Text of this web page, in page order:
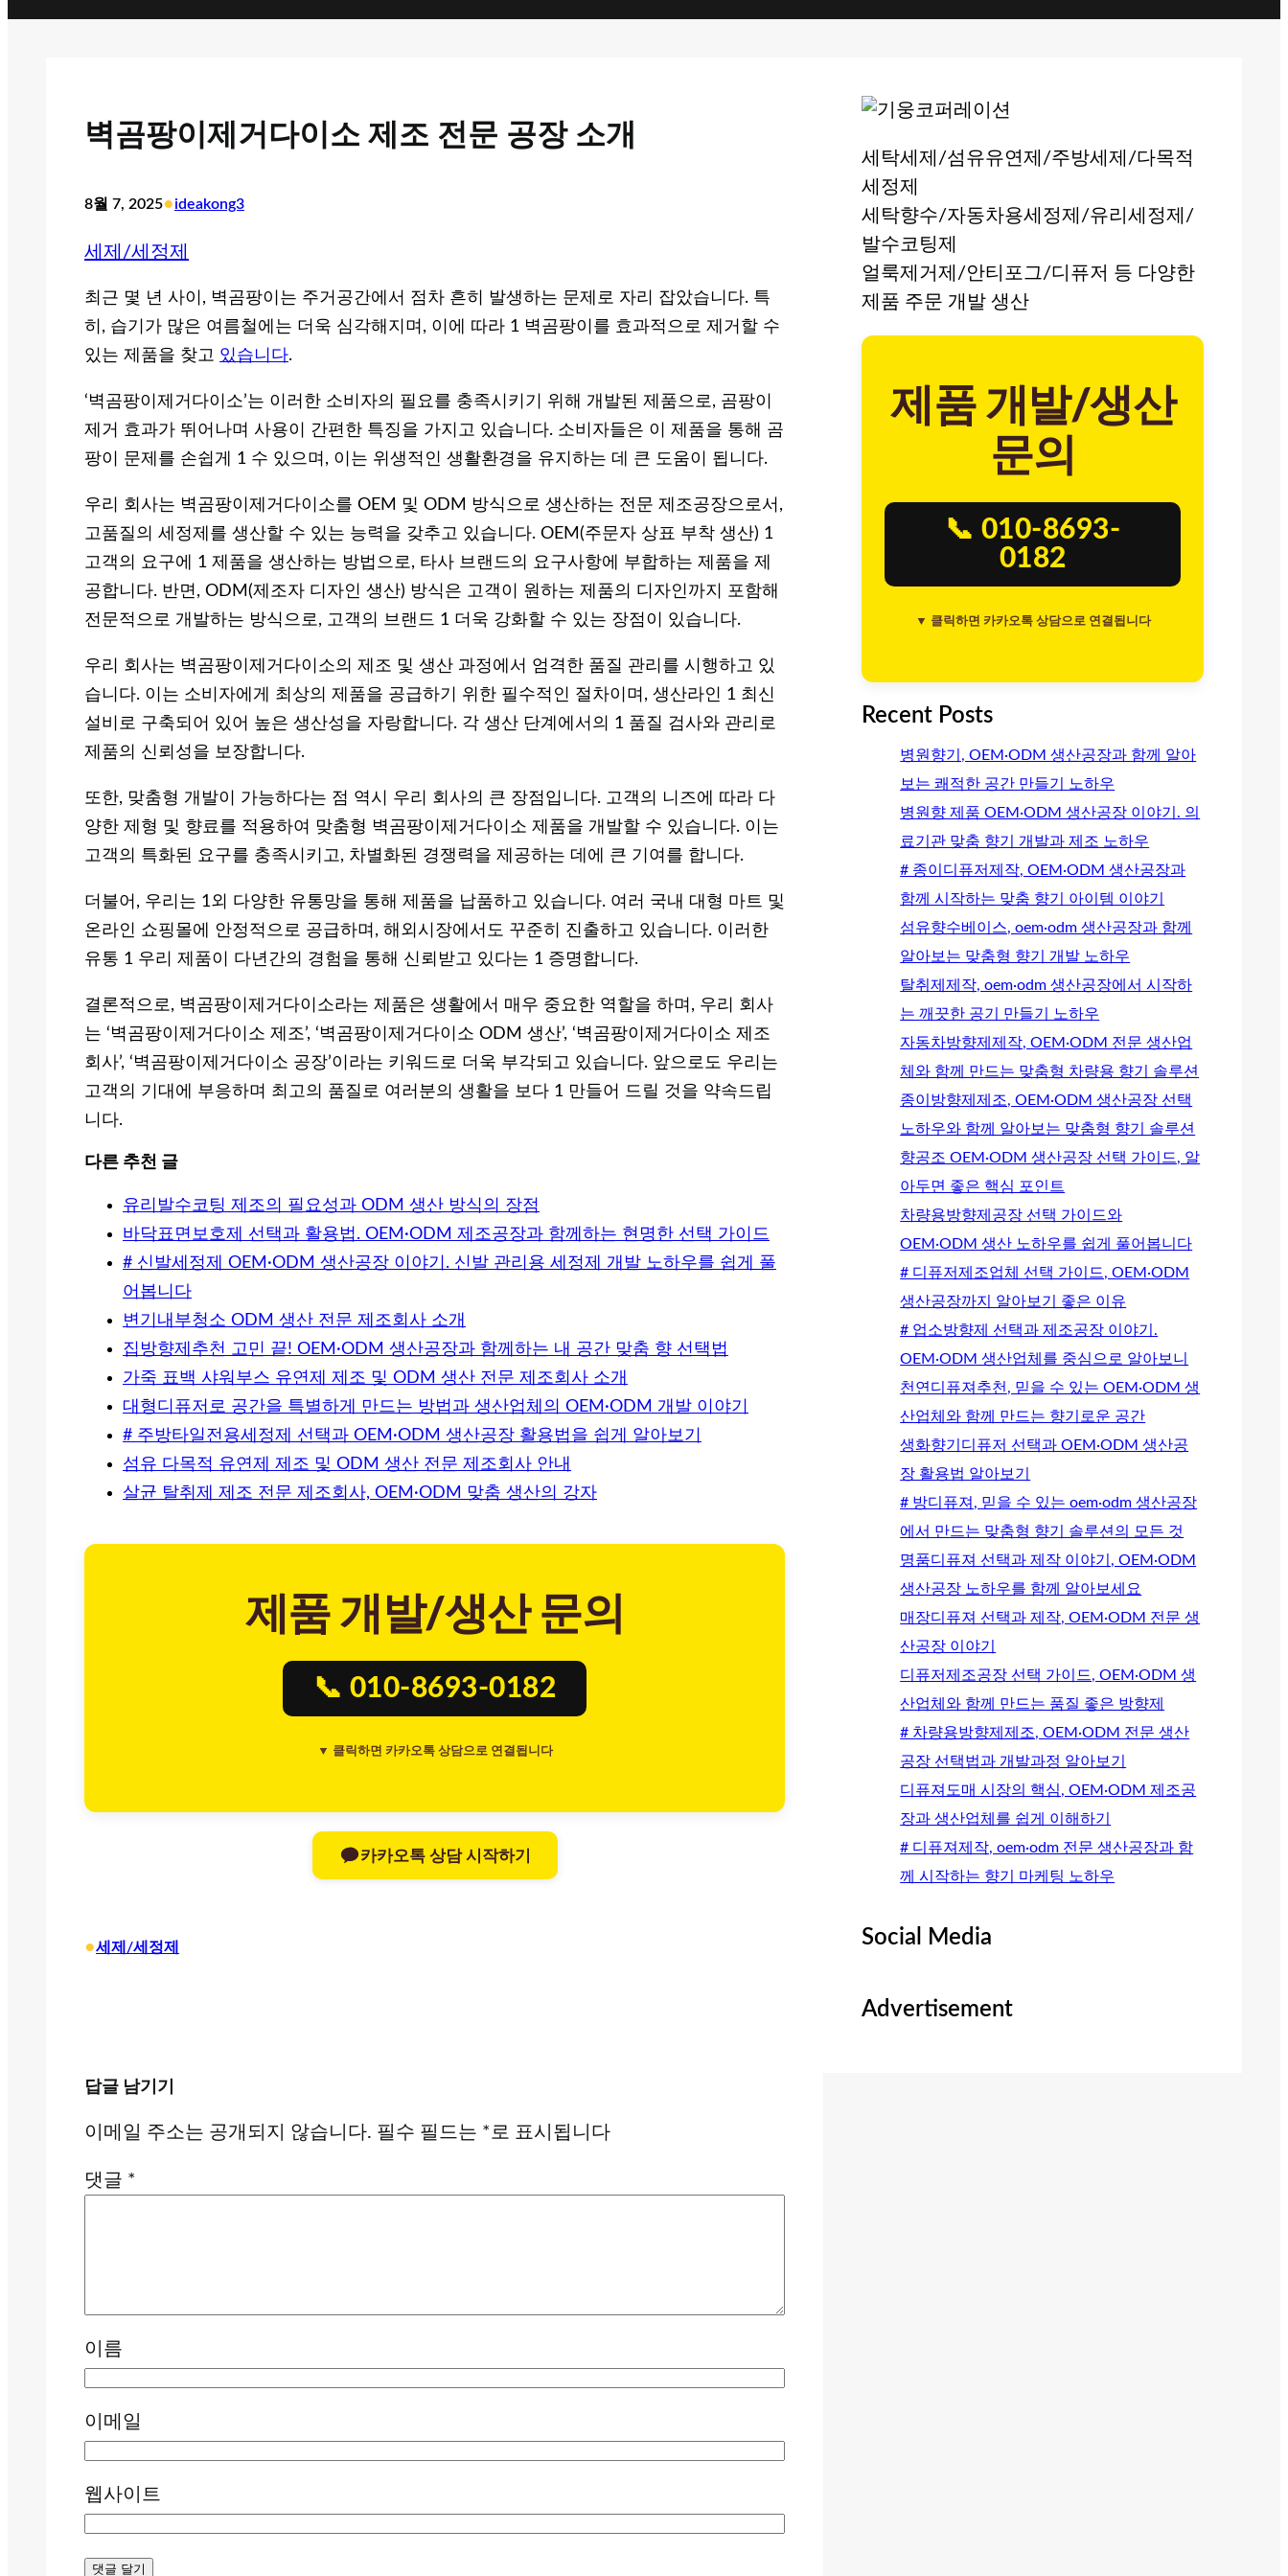
벽곰팡이제거다이소 제조 전문 공장 소개
8월 7, 2025•ideakong3
세제/세정제
최근 몇 년 사이, 벽곰팡이는 주거공간에서 점차 흔히 발생하는 문제로 자리 잡았습니다. 특
히, 습기가 많은 여름철에는 더욱 심각해지며, 이에 따라 1 벽곰팡이를 효과적으로 제거할 수
있는 제품을 찾고 있습니다.
‘벽곰팡이제거다이소’는 이러한 소비자의 필요를 충족시키기 위해 개발된 제품으로, 곰팡이
제거 효과가 뛰어나며 사용이 간편한 특징을 가지고 있습니다. 소비자들은 이 제품을 통해 곰
팡이 문제를 손쉽게 1 수 있으며, 이는 위생적인 생활환경을 유지하는 데 큰 도움이 됩니다.
우리 회사는 벽곰팡이제거다이소를 OEM 및 ODM 방식으로 생산하는 전문 제조공장으로서,
고품질의 세정제를 생산할 수 있는 능력을 갖추고 있습니다. OEM(주문자 상표 부착 생산) 1
고객의 요구에 1 제품을 생산하는 방법으로, 타사 브랜드의 요구사항에 부합하는 제품을 제
공합니다. 반면, ODM(제조자 디자인 생산) 방식은 고객이 원하는 제품의 디자인까지 포함해
전문적으로 개발하는 방식으로, 고객의 브랜드 1 더욱 강화할 수 있는 장점이 있습니다.
우리 회사는 벽곰팡이제거다이소의 제조 및 생산 과정에서 엄격한 품질 관리를 시행하고 있
습니다. 이는 소비자에게 최상의 제품을 공급하기 위한 필수적인 절차이며, 생산라인 1 최신
설비로 구축되어 있어 높은 생산성을 자랑합니다. 각 생산 단계에서의 1 품질 검사와 관리로
제품의 신뢰성을 보장합니다.
또한, 맞춤형 개발이 가능하다는 점 역시 우리 회사의 큰 장점입니다. 고객의 니즈에 따라 다
양한 제형 및 향료를 적용하여 맞춤형 벽곰팡이제거다이소 제품을 개발할 수 있습니다. 이는
고객의 특화된 요구를 충족시키고, 차별화된 경쟁력을 제공하는 데에 큰 기여를 합니다.
더불어, 우리는 1외 다양한 유통망을 통해 제품을 납품하고 있습니다. 여러 국내 대형 마트 및
온라인 쇼핑몰에 안정적으로 공급하며, 해외시장에서도 꾸준히 진출하고 있습니다. 이러한
유통 1 우리 제품이 다년간의 경험을 통해 신뢰받고 있다는 1 증명합니다.
결론적으로, 벽곰팡이제거다이소라는 제품은 생활에서 매우 중요한 역할을 하며, 우리 회사
는 ‘벽곰팡이제거다이소 제조’, ‘벽곰팡이제거다이소 ODM 생산’, ‘벽곰팡이제거다이소 제조
회사’, ‘벽곰팡이제거다이소 공장’이라는 키워드로 더욱 부각되고 있습니다. 앞으로도 우리는
고객의 기대에 부응하며 최고의 품질로 여러분의 생활을 보다 1 만들어 드릴 것을 약속드립
니다.
다른 추천 글
유리발수코팅 제조의 필요성과 ODM 생산 방식의 장점
바닥표면보호제 선택과 활용법. OEM·ODM 제조공장과 함께하는 현명한 선택 가이드
# 신발세정제 OEM·ODM 생산공장 이야기. 신발 관리용 세정제 개발 노하우를 쉽게 풀
어봅니다
변기내부청소 ODM 생산 전문 제조회사 소개
집방향제추천 고민 끝! OEM·ODM 생산공장과 함께하는 내 공간 맞춤 향 선택법
가죽 표백 샤워부스 유연제 제조 및 ODM 생산 전문 제조회사 소개
대형디퓨저로 공간을 특별하게 만드는 방법과 생산업체의 OEM·ODM 개발 이야기
# 주방타일전용세정제 선택과 OEM·ODM 생산공장 활용법을 쉽게 알아보기
섬유 다목적 유연제 제조 및 ODM 생산 전문 제조회사 안내
살균 탈취제 제조 전문 제조회사, OEM·ODM 맞춤 생산의 강자
제품 개발/생산 문의
📞 010-8693-0182
▼ 클릭하면 카카오톡 상담으로 연결됩니다
카카오톡 상담 시작하기
•세제/세정제
답글 남기기
이메일 주소는 공개되지 않습니다. 필수 필드는 *로 표시됩니다
댓글 *
이름
이메일
웹사이트
세탁세제/섬유유연제/주방세제/다목적
세정제
세탁향수/자동차용세정제/유리세정제/
발수코팅제
얼룩제거제/안티포그/디퓨저 등 다양한
제품 주문 개발 생산
제품 개발/생산
문의
📞 010-8693-
0182
▼ 클릭하면 카카오톡 상담으로 연결됩니다
Recent Posts
병원향기, OEM·ODM 생산공장과 함께 알아
보는 쾌적한 공간 만들기 노하우
병원향 제품 OEM·ODM 생산공장 이야기. 의
료기관 맞춤 향기 개발과 제조 노하우
# 종이디퓨저제작, OEM·ODM 생산공장과
함께 시작하는 맞춤 향기 아이템 이야기
섬유향수베이스, oem·odm 생산공장과 함께
알아보는 맞춤형 향기 개발 노하우
탈취제제작, oem·odm 생산공장에서 시작하
는 깨끗한 공기 만들기 노하우
자동차방향제제작, OEM·ODM 전문 생산업
체와 함께 만드는 맞춤형 차량용 향기 솔루션
종이방향제제조, OEM·ODM 생산공장 선택
노하우와 함께 알아보는 맞춤형 향기 솔루션
향공조 OEM·ODM 생산공장 선택 가이드, 알
아두면 좋은 핵심 포인트
차량용방향제공장 선택 가이드와
OEM·ODM 생산 노하우를 쉽게 풀어봅니다
# 디퓨저제조업체 선택 가이드, OEM·ODM
생산공장까지 알아보기 좋은 이유
# 업소방향제 선택과 제조공장 이야기.
OEM·ODM 생산업체를 중심으로 알아보니
천연디퓨져추천, 믿을 수 있는 OEM·ODM 생
산업체와 함께 만드는 향기로운 공간
생화향기디퓨저 선택과 OEM·ODM 생산공
장 활용법 알아보기
# 방디퓨져, 믿을 수 있는 oem·odm 생산공장
에서 만드는 맞춤형 향기 솔루션의 모든 것
명품디퓨져 선택과 제작 이야기, OEM·ODM
생산공장 노하우를 함께 알아보세요
매장디퓨져 선택과 제작, OEM·ODM 전문 생
산공장 이야기
디퓨저제조공장 선택 가이드, OEM·ODM 생
산업체와 함께 만드는 품질 좋은 방향제
# 차량용방향제제조, OEM·ODM 전문 생산
공장 선택법과 개발과정 알아보기
디퓨져도매 시장의 핵심, OEM·ODM 제조공
장과 생산업체를 쉽게 이해하기
# 디퓨져제작, oem·odm 전문 생산공장과 함
께 시작하는 향기 마케팅 노하우
Social Media
Advertisement